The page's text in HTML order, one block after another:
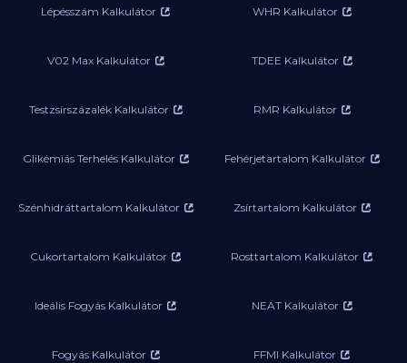
Lépésszám Kalkulátor WHR Kalkulátor
V02 Max Kalkulátor TDEE Kalkulátor
Testzsírszázalék Kalkulátor RMR Kalkulátor
Glikémiás Terhelés Kalkulátor Fehérjetartalom Kalkulátor
Szénhidráttartalom Kalkulátor Zsírtartalom Kalkulátor
Cukortartalom Kalkulátor Rosttartalom Kalkulátor
Ideális Fogyás Kalkulátor NEAT Kalkulátor
Fogyás Kalkulátor FFMI Kalkulátor